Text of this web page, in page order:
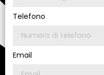
Telefono
Email